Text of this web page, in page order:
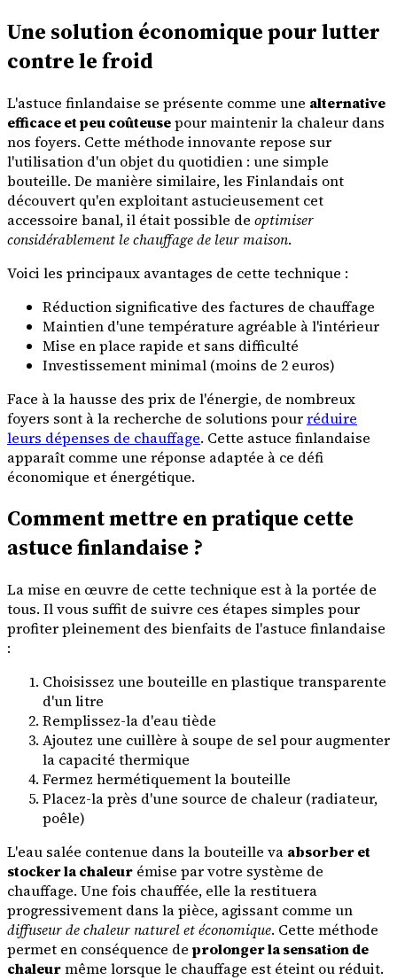
Une solution économique pour lutter
contre le froid
L'astuce finlandaise se présente comme une alternative
efficace et peu coûteusepour maintenir la chaleur dans
nos foyers. Cette méthode innovante repose sur
l'utilisation d'un objet du quotidien : une simple
bouteille. De manière similaire, les Finlandais ont
découvert qu'en exploitant astucieusement cet
accessoire banal, il était possible de optimiser
considérablement le chauffage de leur maison.
Voici les principaux avantages de cette technique :
Réduction significative des factures de chauffage
Maintien d'une température agréable à l'intérieur
Mise en place rapide et sans difficulté
Investissement minimal (moins de 2 euros)
Face à la hausse des prix de l'énergie, de nombreux
foyers sont à la recherche de solutions pourréduire
leurs dépenses de chauffage. Cette astuce finlandaise
apparaît comme une réponse adaptée à ce défi
économique et énergétique.
Comment mettre en pratique cette
astuce finlandaise ?
La mise en œuvre de cette technique est à la portée de
tous. Il vous suffit de suivre ces étapes simples pour
profiter pleinement des bienfaits de l'astuce finlandaise
:
Choisissez une bouteille en plastique transparente
d'un litre
Remplissez-la d'eau tiède
Ajoutez une cuillère à soupe de sel pour augmenter
la capacité thermique
Fermez hermétiquement la bouteille
Placez-la près d'une source de chaleur (radiateur,
poêle)
L'eau salée contenue dans la bouteille va absorber et
stocker la chaleur émise par votre système de
chauffage. Une fois chauffée, elle la restituera
progressivement dans la pièce, agissant comme un
diffuseur de chaleur naturel et économique. Cette méthode
permet en conséquence de prolonger la sensation de
chaleurmême lorsque le chauffage est éteint ou réduit.